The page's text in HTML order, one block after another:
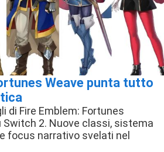
Weave punta tutto
di Fire Emblem: Fortunes
Switch 2. Nuove classi, sistema
focus narrativo svelati nel